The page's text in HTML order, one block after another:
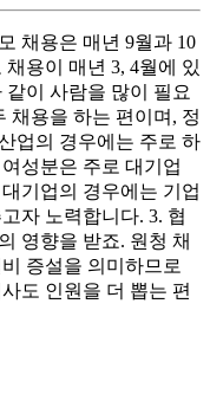
채용은 매년 9월과 10
용이 매년 3, 4월에 있
이 사람을 많이 필요
채용을 하는 편이며, 정
업의 경우에는 주로 하
성분은 주로 대기업
기업의 경우에는 기업
자 노력합니다. 3. 협
영향을 받죠. 원청 채
증설을 의미하므로
도 인원을 더 뽑는 편